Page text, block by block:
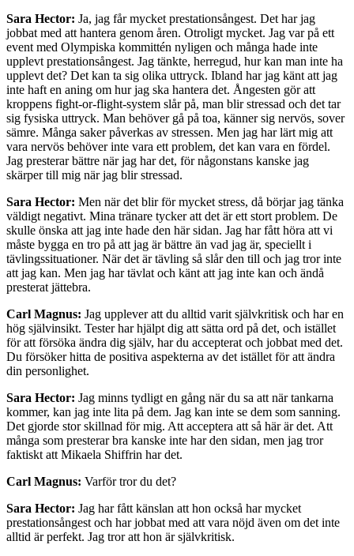
Sara Hector: Ja, jag får mycket prestationsångest. Det har jag
jobbat med att hantera genom åren. Otroligt mycket. Jag var på ett
event med Olympiska kommittén nyligen och många hade inte
upplevt prestationsångest. Jag tänkte, herregud, hur kan man inte ha
upplevt det? Det kan ta sig olika uttryck. Ibland har jag känt att jag
inte haft en aning om hur jag ska hantera det. Ångesten gör att
kroppens fight-or-flight-system slår på, man blir stressad och det tar
sig fysiska uttryck. Man behöver gå på toa, känner sig nervös, sover
sämre. Många saker påverkas av stressen. Men jag har lärt mig att
vara nervös behöver inte vara ett problem, det kan vara en fördel.
Jag presterar bättre när jag har det, för någonstans kanske jag
skärper till mig när jag blir stressad.
Sara Hector: Men när det blir för mycket stress, då börjar jag tänka
väldigt negativt. Mina tränare tycker att det är ett stort problem. De
skulle önska att jag inte hade den här sidan. Jag har fått höra att vi
måste bygga en tro på att jag är bättre än vad jag är, speciellt i
tävlingssituationer. När det är tävling så slår den till och jag tror inte
att jag kan. Men jag har tävlat och känt att jag inte kan och ändå
presterat jättebra.
Carl Magnus: Jag upplever att du alltid varit självkritisk och har en
hög självinsikt. Tester har hjälpt dig att sätta ord på det, och istället
för att försöka ändra dig själv, har du accepterat och jobbat med det.
Du försöker hitta de positiva aspekterna av det istället för att ändra
din personlighet.
Sara Hector: Jag minns tydligt en gång när du sa att när tankarna
kommer, kan jag inte lita på dem. Jag kan inte se dem som sanning.
Det gjorde stor skillnad för mig. Att acceptera att så här är det. Att
många som presterar bra kanske inte har den sidan, men jag tror
faktiskt att Mikaela Shiffrin har det.
Carl Magnus: Varför tror du det?
Sara Hector: Jag har fått känslan att hon också har mycket
prestationsångest och har jobbat med att vara nöjd även om det inte
alltid är perfekt. Jag tror att hon är självkritisk.